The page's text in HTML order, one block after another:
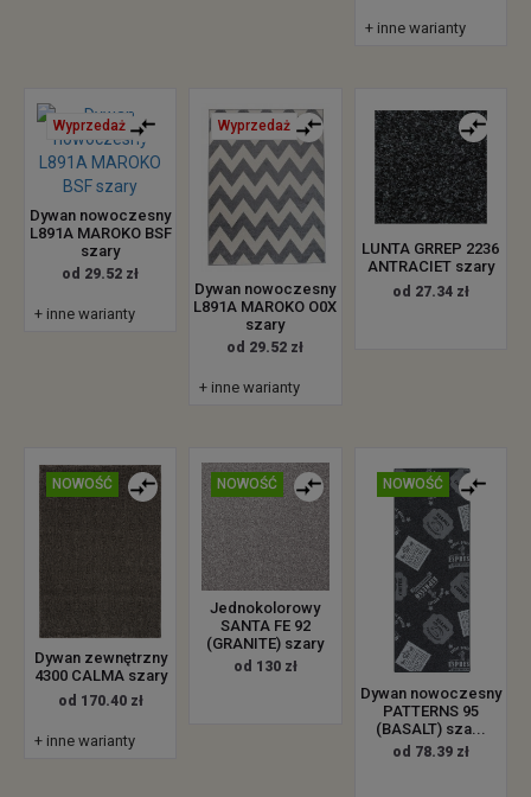
+ inne warianty
Wyprzedaż
Dywan nowoczesny
L891A MAROKO BSF
szary
od 29.52 zł
+ inne warianty
Wyprzedaż
Dywan nowoczesny
L891A MAROKO O0X
szary
od 29.52 zł
+ inne warianty
LUNTA GRREP 2236
ANTRACIET szary
od 27.34 zł
NOWOŚĆ
Dywan zewnętrzny
4300 CALMA szary
od 170.40 zł
+ inne warianty
NOWOŚĆ
Jednokolorowy
SANTA FE 92
(GRANITE) szary
od 130 zł
NOWOŚĆ
Dywan nowoczesny
PATTERNS 95
(BASALT) sza...
od 78.39 zł